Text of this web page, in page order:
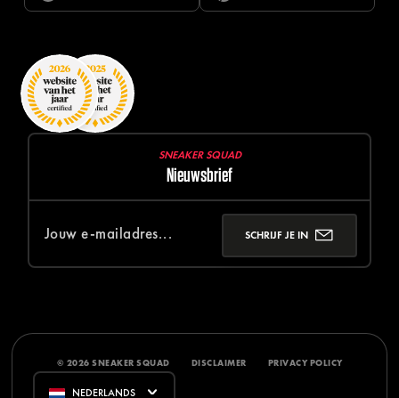
SNEAKER SQUAD
Nieuwsbrief
SCHRIJF JE IN
© 2026 SNEAKER SQUAD DISCLAIMER PRIVACY POLICY
NEDERLANDS